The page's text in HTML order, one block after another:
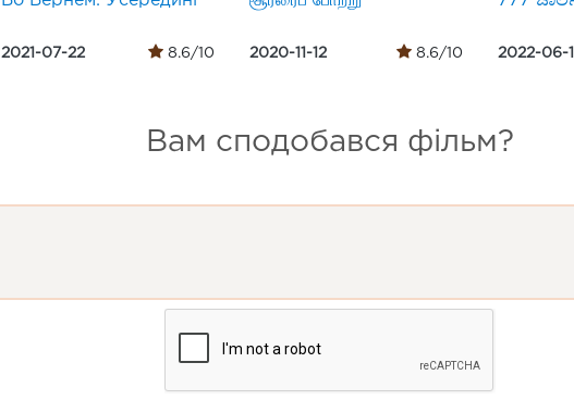
2021-07-22 8.6/10 2020-11-12 8.6/10 2022-06-
Вам сподобався фільм?